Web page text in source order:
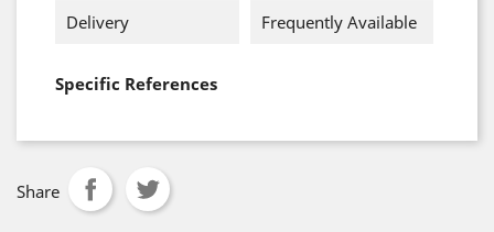
Delivery Frequently Available
Specific References
Share